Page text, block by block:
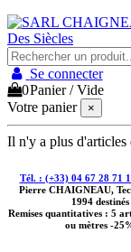
Se connecter
0Panier /Vide
Votre panier
×
Il n'y a plus d'articles
Tél. : (+33) 04 67 28 71
Pierre CHAIGNEAU,
1994
Remises quantitatives : 5
ou mètres -